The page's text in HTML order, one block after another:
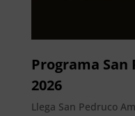
Programa
2026
Llega San Pedruco